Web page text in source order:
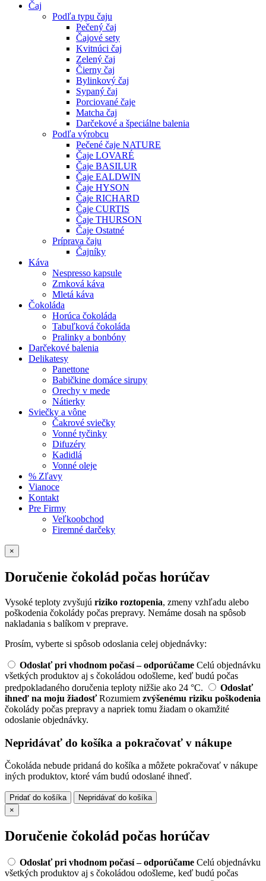
Čaj
Podľa typu čaju
Pečený čaj
Čajové sety
Kvitnúci čaj
Zelený čaj
Čierny čaj
Bylinkový čaj
Sypaný čaj
Porciované čaje
Matcha čaj
Darčekové a špeciálne balenia
Podľa výrobcu
Pečené čaje NATURE
Čaje LOVARÉ
Čaje BASILUR
Čaje EALDWIN
Čaje HYSON
Čaje RICHARD
Čaje CURTIS
Čaje THURSON
Čaje Ostatné
Príprava čaju
Čajníky
Káva
Nespresso kapsule
Zrnková káva
Mletá káva
Čokoláda
Horúca čokoláda
Tabuľková čokoláda
Pralinky a bonbóny
Darčekové balenia
Delikatesy
Panettone
Babičkine domáce sirupy
Orechy v mede
Nátierky
Sviečky a vône
Čakrové sviečky
Vonné tyčinky
Difuzéry
Kadidlá
Vonné oleje
% Zľavy
Vianoce
Kontakt
Pre Firmy
Veľkoobchod
Firemné darčeky
×
Doručenie čokolád počas horúčav
Vysoké teploty zvyšujú riziko roztopenia, zmeny vzhľadu alebo
poškodenia čokolády počas prepravy. Nemáme dosah na spôsob
nakladania s balíkom v preprave.
Prosím, vyberte si spôsob odoslania celej objednávky:
Odoslať pri vhodnom počasí – odporúčame Celú objednávku
všetkých produktov aj s čokoládou odošleme, keď budú počas
predpokladaného doručenia teploty nižšie ako 24 °C.
Odoslať
ihneď na moju žiadosť Rozumiem zvýšenému riziku poškodenia
čokolády počas prepravy a napriek tomu žiadam o okamžité
odoslanie objednávky.
Nepridávať do košíka a pokračovať v nákupe
Čokoláda nebude pridaná do košíka a môžete pokračovať v nákupe
iných produktov, ktoré vám budú odoslané ihneď.
Pridať do košíka
Nepridávať do košíka
×
Doručenie čokolád počas horúčav
Odoslať pri vhodnom počasí – odporúčame Celú objednávku
všetkých produktov aj s čokoládou odošleme, keď budú počas